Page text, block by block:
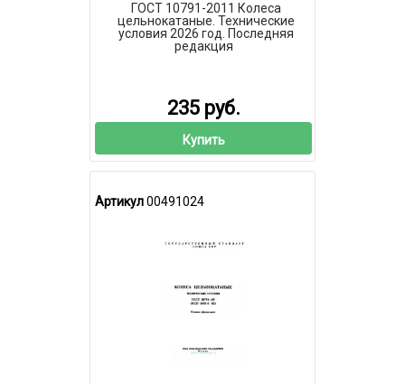
ГОСТ 10791-2011 Колеса
цельнокатаные. Технические
условия 2026 год. Последняя
редакция
235 руб.
Купить
Артикул00491024